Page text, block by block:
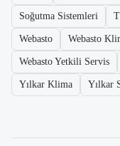
Soğutma Sistemleri
Webasto Webasto
Webasto Yetkili Servis
Yılkar Klima Yılkar